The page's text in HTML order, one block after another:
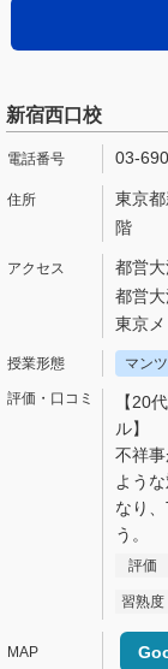
新宿西口校
03-
東京
階
都営
都営
東京
マン
【20
ル】
不祥
よう
なり
う。
評価
習熟度